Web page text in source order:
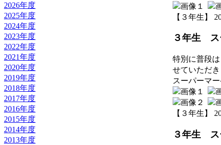
2026年度
2025年度
2024年度
2023年度
2022年度
2021年度
2020年度
2019年度
2018年度
2017年度
2016年度
2015年度
2014年度
2013年度
【３年生】
３年生 ス
特別に普段
せていただ
スーパーマ
【３年生】
３年生 ス